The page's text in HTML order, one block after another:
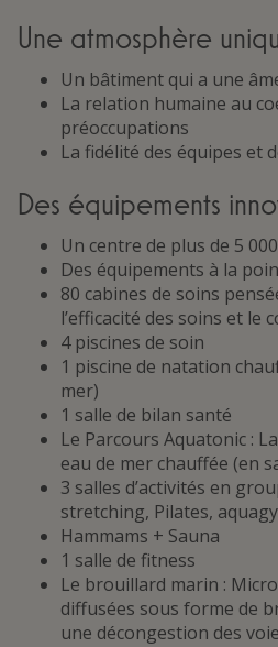
Une atmosphère
Un bâtiment qui a une
La relation humaine au
préoccupations
La fidélité des équipes et
Des équipements
Un centre de plus de 5
Des équipements à la
80 cabines de soins
l’efficacité des soins et le
4 piscines de soin
1 piscine de natation
mer)
1 salle de bilan santé
Le Parcours Aquatonic :
eau de mer chauffée (en
3 salles d’activités en
stretching, Pilates,
Hammams + Sauna
1 salle de fitness
Le brouillard marin :
diffusées sous forme de
une décongestion des